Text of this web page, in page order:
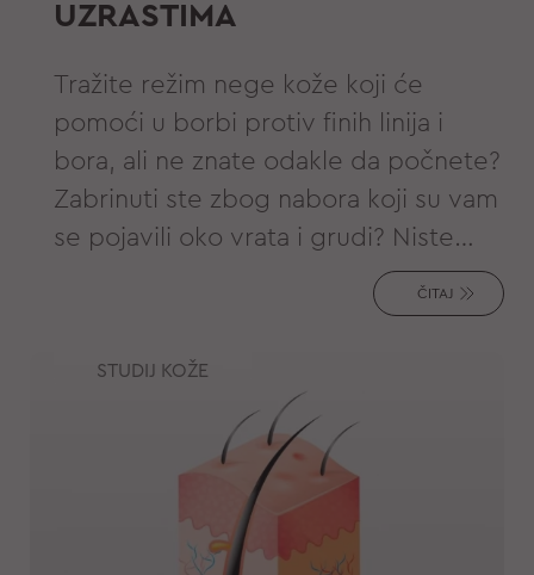
UZRASTIMA
Tražite režim nege kože koji će
pomoći u borbi protiv finih linija i
bora, ali ne znate odakle da počnete?
Zabrinuti ste zbog nabora koji su vam
se pojavili oko vrata i grudi? Niste
jedini. Problem je u tome što je
tržište nege kože preplavljeno
kontradiktorne – tako da istrraživanje
i prolaženje kroz sve to može biti
ČITAJ
STUDIJ KOŽE